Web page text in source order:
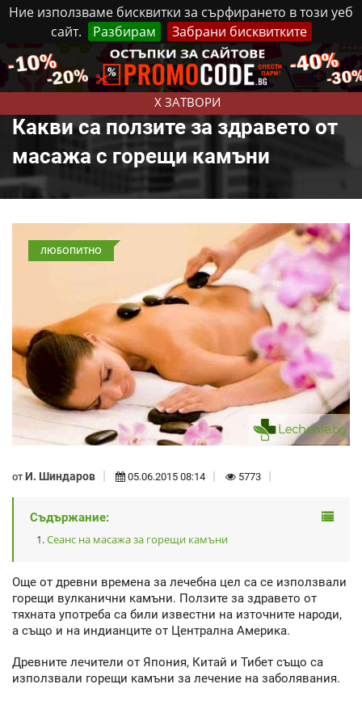
Ние използваме бисквитки за сърфирането в този уеб
сайт.
Разбирам Забрани бисквитките
X ЗАТВОРИ
Петък, 7 Август, 2026 Реклама Контакти
Какви са ползите за здравето от
масажа с горещи камъни
ЛЮБОПИТНО
от И. Шиндаров 05.06.2015 08:14 5773
Съдържание:
Сеанс на масажа за горещи камъни
Още от древни времена за лечебна цел са се използвали
горещи вулканични камъни. Ползите за здравето от
тяхната употреба са били известни на източните народи,
а също и на индианците от Централна Америка.
Древните лечители от Япония, Китай и Тибет също са
използвали горещи камъни за лечение на заболявания.